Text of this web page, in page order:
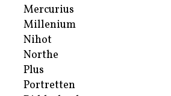
Mercurius
Millenium
Nihot
Northe
Plus
Portretten